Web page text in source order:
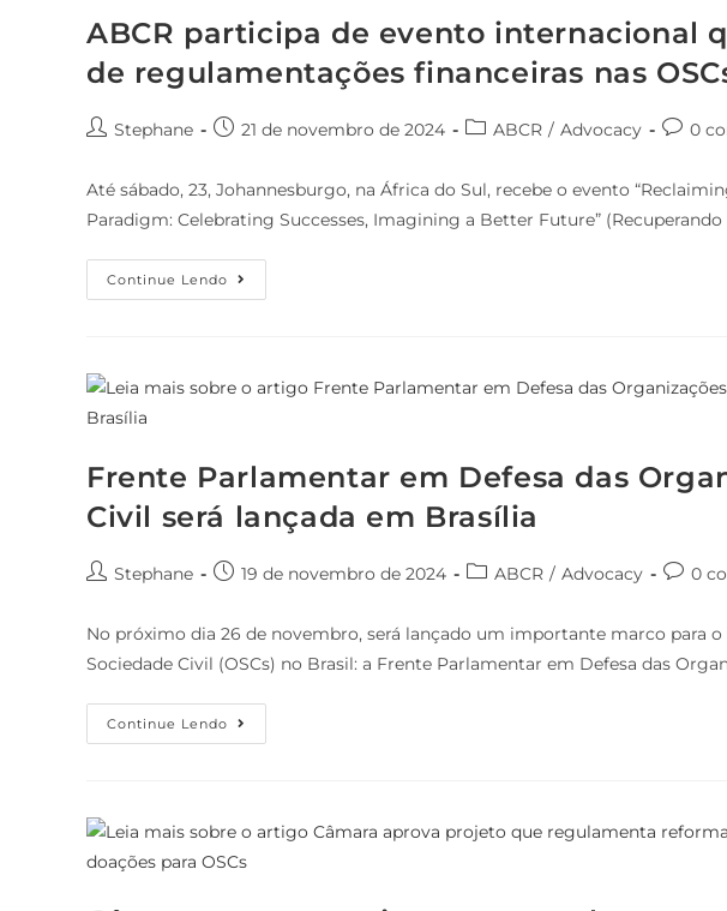
ABCR participa de evento internacional
de regulamentações financeiras nas
Stephane 21 de novembro de 2024 ABCR / Advocacy 0
Até sábado, 23, Johannesburgo, na África do Sul, recebe o evento
Paradigm: Celebrating Successes, Imagining a Better Future”
Continue Lendo
Frente Parlamentar em Defesa das
Civil será lançada em Brasília
Stephane 19 de novembro de 2024 ABCR / Advocacy 0
No próximo dia 26 de novembro, será lançado um importante marco para
Sociedade Civil (OSCs) no Brasil: a Frente Parlamentar em Defesa das
Continue Lendo